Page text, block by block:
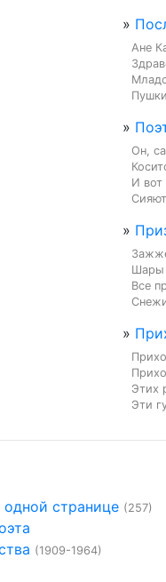
»
Ане
»
Он,
И вот
»
Шары
Все
»
Этих
Эти
одной странице (257)
(1909-1964)